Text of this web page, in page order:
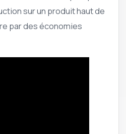
sur un produit haut de
par des économies